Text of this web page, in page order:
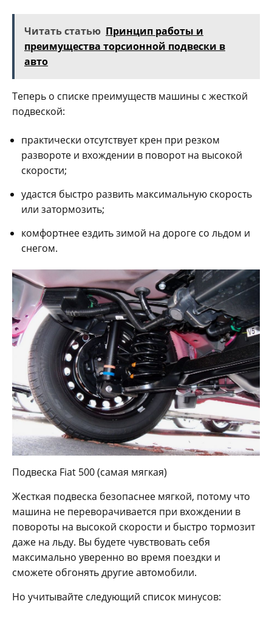
Читать статью Принцип работы и
преимущества торсионной подвески в
авто
Теперь о списке преимуществ машины с жесткой
подвеской:
практически отсутствует крен при резком
развороте и вхождении в поворот на высокой
скорости;
удастся быстро развить максимальную скорость
или затормозить;
комфортнее ездить зимой на дороге со льдом и
снегом.
Подвеска Fiat 500 (самая мягкая)
Жесткая подвеска безопаснее мягкой, потому что
машина не переворачивается при вхождении в
повороты на высокой скорости и быстро тормозит
даже на льду. Вы будете чувствовать себя
максимально уверенно во время поездки и
сможете обгонять другие автомобили.
Но учитывайте следующий список минусов: